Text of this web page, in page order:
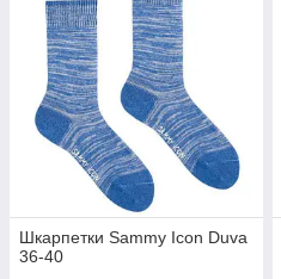
Шкарпетки Sammy Icon Duva
36-40